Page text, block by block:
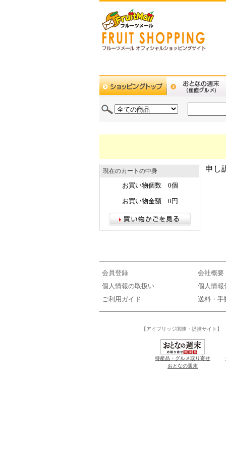
現在のカートの中身
お買い物個数 0個
お買い物金額 0円
申し
会員登録
会社概要
個人情報の取扱い
個人情報
ご利用ガイド
送料・手
【アイブリッジ関連・提携サイト】
特産品・グルメ取り寄せ
おとなの週末